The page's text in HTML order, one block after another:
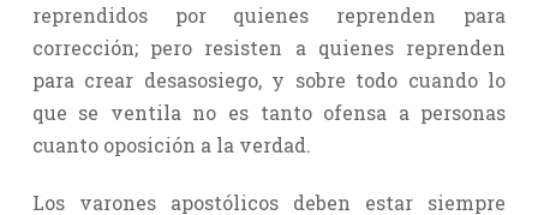
reprendidos por quienes reprenden para
corrección; pero resisten a quienes reprenden
para crear desasosiego, y sobre todo cuando lo
que se ventila no es tanto ofensa a personas
cuanto oposición a la verdad.
Los varones apostólicos deben estar siempre